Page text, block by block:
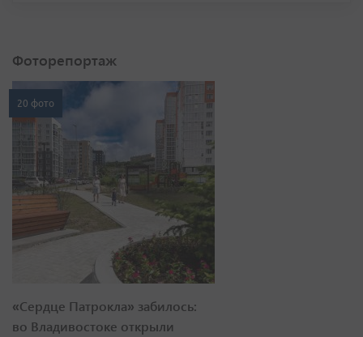
Фоторепортаж
20 фото
«Сердце Патрокла» забилось:
во Владивостоке открыли